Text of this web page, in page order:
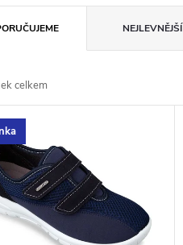
NEJLEVNĚJŠÍ
celkem